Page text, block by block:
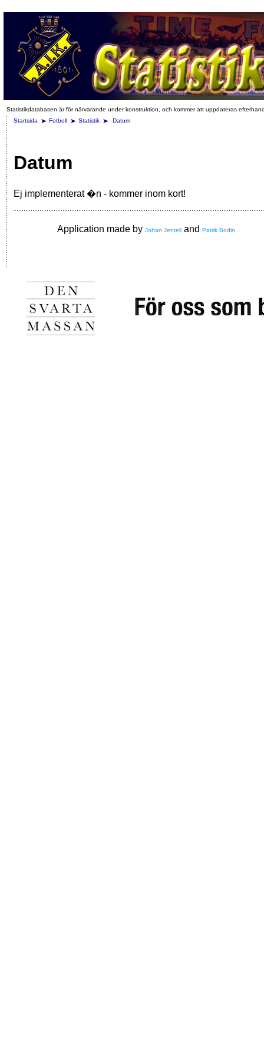
Statistikdatabasen är för närvarande under konstruktion, och kommer att uppdateras
Startsida
Fotboll Statistik Datum
Datum
Ej implementerat �n - kommer inom kort!
Application made by Johan Jentell and Patrik Bodin